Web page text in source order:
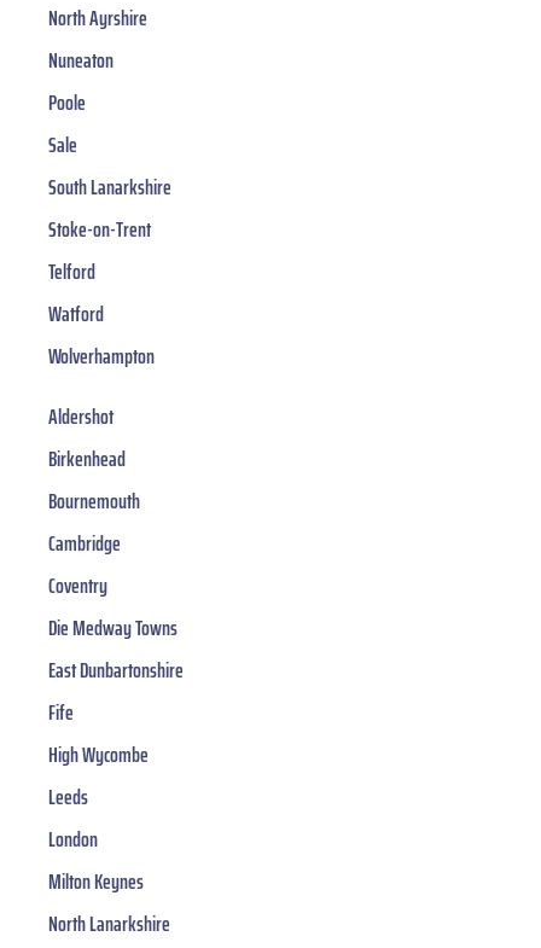
North Ayrshire
Nuneaton
Poole
Sale
South Lanarkshire
Stoke-on-Trent
Telford
Watford
Wolverhampton
Aldershot
Birkenhead
Bournemouth
Cambridge
Coventry
Die Medway Towns
East Dunbartonshire
Fife
High Wycombe
Leeds
London
Milton Keynes
North Lanarkshire